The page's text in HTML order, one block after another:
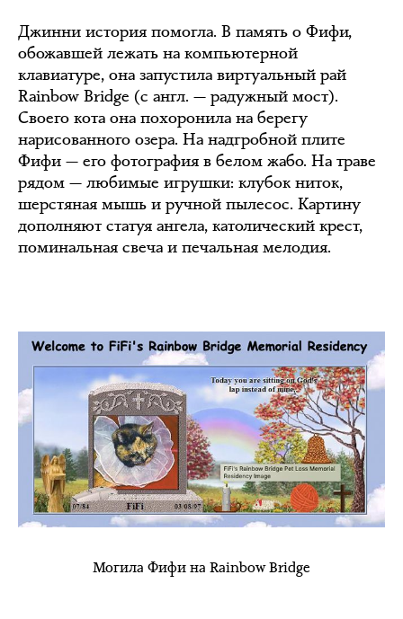
Джинни история помогла. В память о Фифи,
обожавшей лежать на компьютерной
клавиатуре, она запустила виртуальный рай
Rainbow Bridge (с англ. — радужный мост).
Своего кота она похоронила на берегу
нарисованного озера. На надгробной плите
Фифи — его фотография в белом жабо. На траве
рядом — любимые игрушки: клубок ниток,
шерстяная мышь и ручной пылесос. Картину
дополняют статуя ангела, католический крест,
поминальная свеча и печальная мелодия.
Могила Фифи на Rainbow Bridge